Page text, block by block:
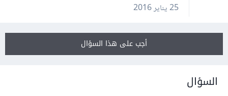
25 يناير 2016
أجب على هذا السؤال
السؤال